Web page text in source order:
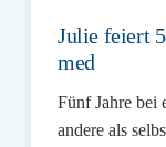
Julie feiert
med
Fünf Jahre bei
andere als